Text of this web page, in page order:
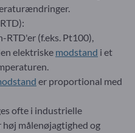
(f.eks. Pt100),
elektriske modstand i et
er proportional med
ofte i industrielle
målenøjagtighed og